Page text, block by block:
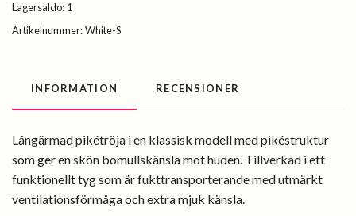
Lagersaldo: 1
Artikelnummer:White-S
INFORMATION RECENSIONER
Långärmad pikétröja i en klassisk modell med pikéstruktur
som ger en skön bomullskänsla mot huden. Tillverkad i ett
funktionellt tyg som är fukttransporterande med utmärkt
ventilationsförmåga och extra mjuk känsla.